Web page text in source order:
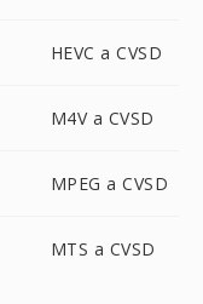
HEVC a CVSD
M4V a CVSD
MPEG a CVSD
MTS a CVSD